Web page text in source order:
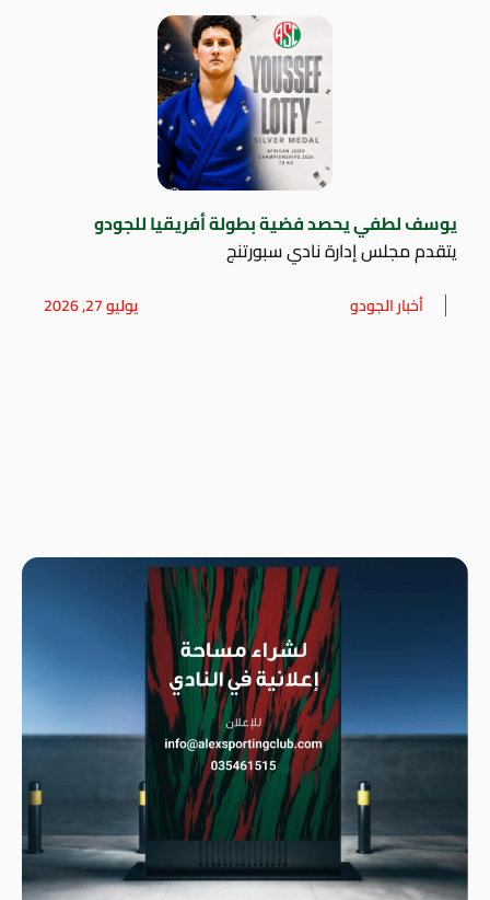
يوسف لطفي يحصد فضية بطولة أفريقيا للجودو
يتقدم مجلس إدارة نادي سبورتنج
أخبار الجودو يوليو 27, 2026